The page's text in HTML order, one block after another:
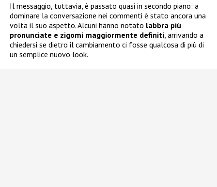
Il messaggio, tuttavia, è passato quasi in secondo piano: a
dominare la conversazione nei commenti è stato ancora una
volta il suo aspetto. Alcuni hanno notato labbra più
pronunciate e zigomi maggiormente definiti , arrivando a
chiedersi se dietro il cambiamento ci fosse qualcosa di più di
un semplice nuovo look.